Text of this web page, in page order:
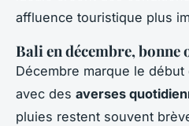
affluence touristique plus
Bali en décembre, bonne
Décembre marque le
avec des averses
pluies restent souvent